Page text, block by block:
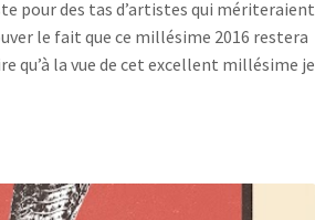
pour des tas d’artistes qui mériteraient
le fait que ce millésime 2016 restera
qu’à la vue de cet excellent millésime je